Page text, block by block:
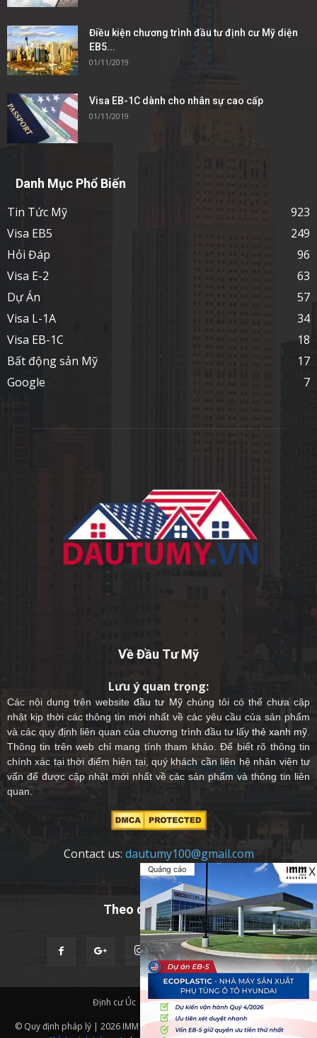
Quảng cáo X
Điều kiện chương trình đầu tư định cư Mỹ diện
EB5...
01/11/2019
Visa EB-1C dành cho nhân sự cao cấp
01/11/2019
Danh Mục Phổ Biến
Tin Tức Mỹ
923
Visa EB5
249
Hỏi Đáp
96
Visa E-2
63
Dự Án
57
Visa L-1A
34
Visa EB-1C
18
Bất động sản Mỹ
17
Google
7
Về Đầu Tư Mỹ
Lưu ý quan trọng:
Các nội dung trên websiteđầu tư Mỹchúng tôi có thể chưa cập
nhật kịp thời các thông tin mới nhất về các yêu cầu của sản phẩm
và các quy định liên quan của chương trình đầu tư lấy thẻ xanh mỹ
Thông tin trên web chỉ mang tính tham khảo. Để biết rõ thông tin
chính xác tại thời điểm hiện tại, quý khách cần liên hệ nhân viên tư
vấn để được cập nhật mới nhất về các sản phẩm và thông tin liên
quan.
Contact us: dautumy100@gmail.com
Theo dõi chúng tôi
Định cư Úc
Quốc Tịch Châu Âu
© Quy định pháp lý | 2026 IMM Group | Thiết kế website bởiIMM BDA.